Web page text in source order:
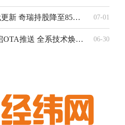
智界汽车股权结构迭代更新 奇瑞持股降至85%引入核心团队持股 07-01
地平线HSD V2.0将开启OTA推送 全系技术焕新升级 06-30